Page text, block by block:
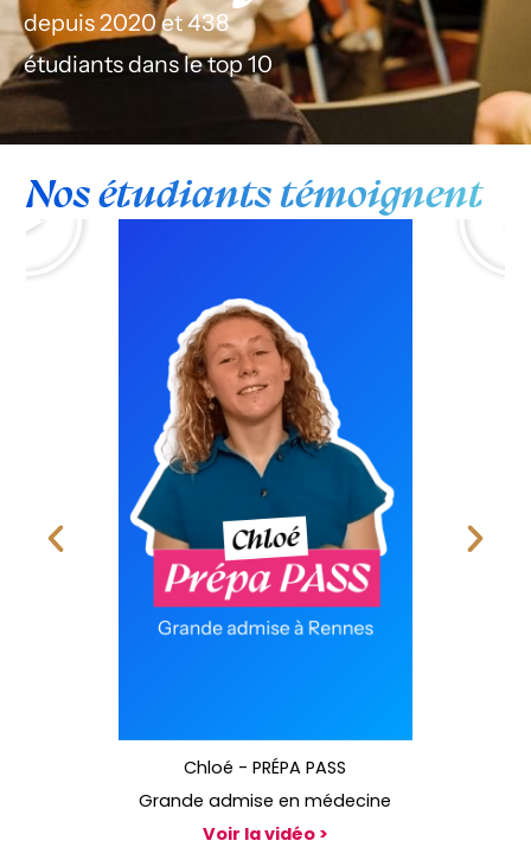
depuis 2020 et 438
étudiants dans le top 10
Nos étudiants témoignent
Chloé - PRÉPA PASS
Grande admise en médecine
Voir la vidéo >